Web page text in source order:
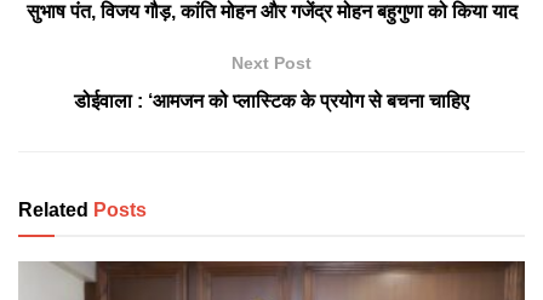
सुभाष पंत, विजय गौड़, कांति मोहन और गजेंद्र मोहन बहुगुणा को किया याद
Next Post
डोईवाला : ‘आमजन को प्लास्टिक के प्रयोग से बचना चाहिए
Related Posts